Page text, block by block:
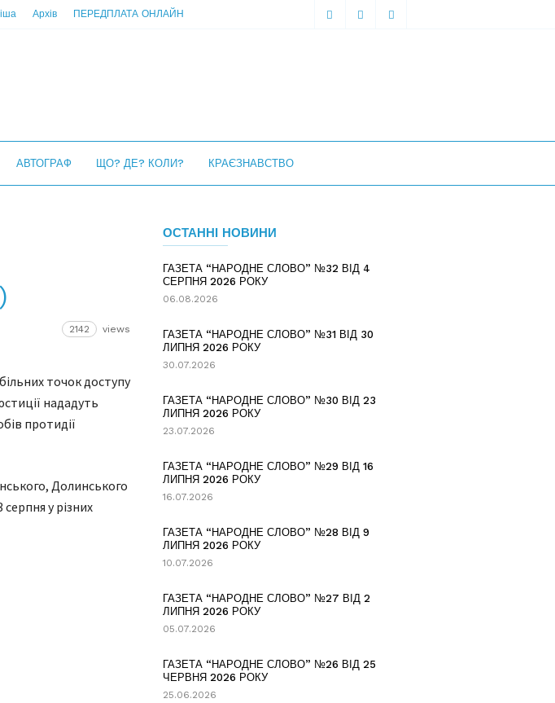
Архів ПЕРЕДПЛАТА ОНЛАЙН
АВТОГРАФ ЩО? ДЕ? КОЛИ? КРАЄЗНАВСТВО
2142 views
точок доступу
нададуть
протидії
Долинського
серпня у різних
ОСТАННІ НОВИНИ
ГАЗЕТА “НАРОДНЕ СЛОВО” №32 ВІД 4
СЕРПНЯ 2026 РОКУ
06.08.2026
ГАЗЕТА “НАРОДНЕ СЛОВО” №31 ВІД 30
ЛИПНЯ 2026 РОКУ
30.07.2026
ГАЗЕТА “НАРОДНЕ СЛОВО” №30 ВІД 23
ЛИПНЯ 2026 РОКУ
23.07.2026
ГАЗЕТА “НАРОДНЕ СЛОВО” №29 ВІД 16
ЛИПНЯ 2026 РОКУ
16.07.2026
ГАЗЕТА “НАРОДНЕ СЛОВО” №28 ВІД 9
ЛИПНЯ 2026 РОКУ
10.07.2026
ГАЗЕТА “НАРОДНЕ СЛОВО” №27 ВІД 2
ЛИПНЯ 2026 РОКУ
05.07.2026
ГАЗЕТА “НАРОДНЕ СЛОВО” №26 ВІД 25
ЧЕРВНЯ 2026 РОКУ
25.06.2026